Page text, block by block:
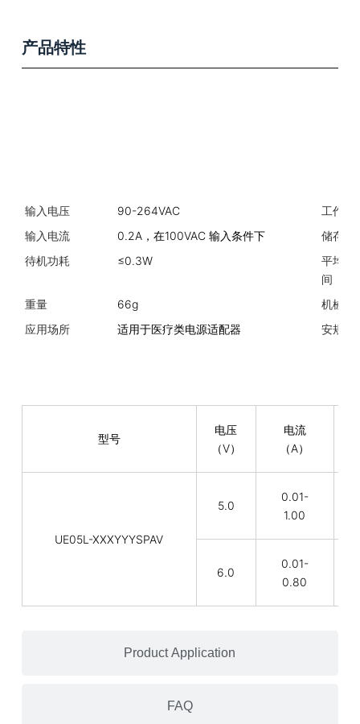
产品特性
Product Application
FAQ
输入电压 90-264VAC
工作温
输入电流
0.2A，在100VAC 输入条件下
储存温
待机功耗
≤0.3W
平均故
间
重量
66g
机械规
应用场所
适用于医疗类电源适配器 安规标
型号
电压
（V）
电流
（A）
UE05L-XXXYYYSPAV
5.0
0.01-
1.00
6.0
0.01-
0.80